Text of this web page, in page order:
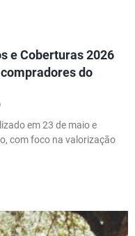
e Coberturas 2026
do
em 23 de maio e
com foco na valorização